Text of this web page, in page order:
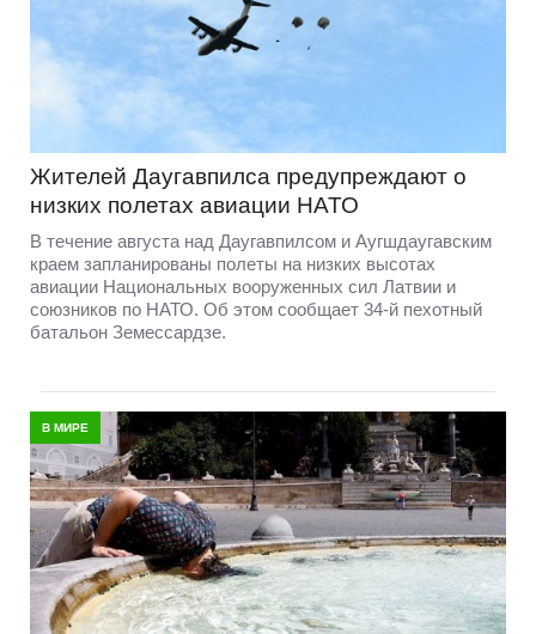
Жителей Даугавпилса предупреждают о
низких полетах авиации НАТО
В течение августа над Даугавпилсом и Аугшдаугавским
краем запланированы полеты на низких высотах
авиации Национальных вооруженных сил Латвии и
союзников по НАТО. Об этом сообщает 34-й пехотный
батальон Земессардзе.
В МИРЕ